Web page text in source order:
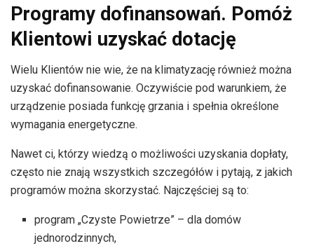
Programy dofinansowań. Pomóż
Klientowi uzyskać dotację
Wielu Klientów nie wie, że na klimatyzację również można
uzyskać dofinansowanie. Oczywiście pod warunkiem, że
urządzenie posiada funkcję grzania i spełnia określone
wymagania energetyczne.
Nawet ci, którzy wiedzą o możliwości uzyskania dopłaty,
często nie znają wszystkich szczegółów i pytają, z jakich
programów można skorzystać. Najczęściej są to:
program „Czyste Powietrze” – dla domów
jednorodzinnych,